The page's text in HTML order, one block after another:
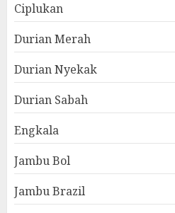
Ciplukan
Durian Merah
Durian Nyekak
Durian Sabah
Engkala
Jambu Bol
Jambu Brazil